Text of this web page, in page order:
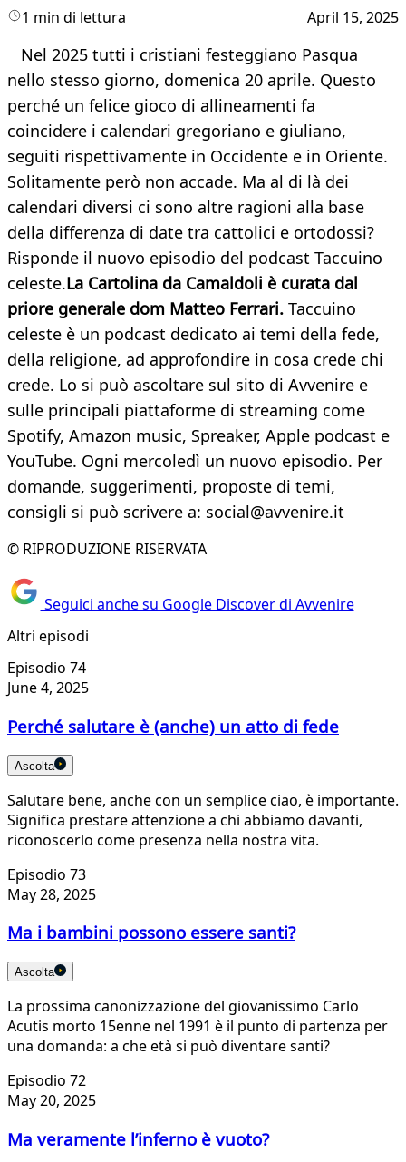
1 min di lettura April 15, 2025
Nel 2025 tutti i cristiani festeggiano Pasqua
nello stesso giorno, domenica 20 aprile. Questo
perché un felice gioco di allineamenti fa
coincidere i calendari gregoriano e giuliano,
seguiti rispettivamente in Occidente e in Oriente.
Solitamente però non accade. Ma al di là dei
calendari diversi ci sono altre ragioni alla base
della differenza di date tra cattolici e ortodossi?
Risponde il nuovo episodio del podcast Taccuino
celeste.La Cartolina da Camaldoli è curata dal
priore generale dom Matteo Ferrari. Taccuino
celeste è un podcast dedicato ai temi della fede,
della religione, ad approfondire in cosa crede chi
crede. Lo si può ascoltare sul sito di Avvenire e
sulle principali piattaforme di streaming come
Spotify, Amazon music, Spreaker, Apple podcast e
YouTube. Ogni mercoledì un nuovo episodio. Per
domande, suggerimenti, proposte di temi,
consigli si può scrivere a: social@avvenire.it
© RIPRODUZIONE RISERVATA
Seguici anche su Google Discover di Avvenire
Altri episodi
Episodio 74
June 4, 2025
Perché salutare è (anche) un atto di fede
Ascolta
Salutare bene, anche con un semplice ciao, è importante.
Significa prestare attenzione a chi abbiamo davanti,
riconoscerlo come presenza nella nostra vita.
Episodio 73
May 28, 2025
Ma i bambini possono essere santi?
Ascolta
La prossima canonizzazione del giovanissimo Carlo
Acutis morto 15enne nel 1991 è il punto di partenza per
una domanda: a che età si può diventare santi?
Episodio 72
May 20, 2025
Ma veramente l’inferno è vuoto?